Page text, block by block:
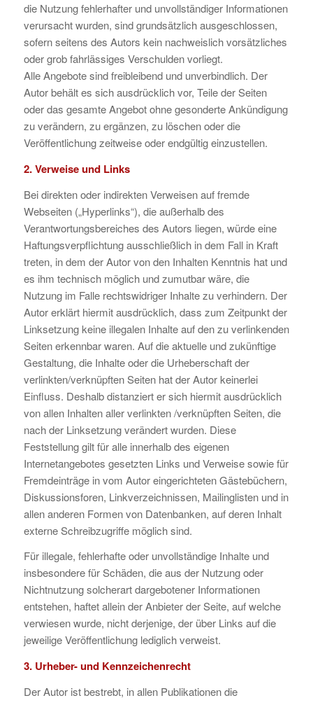
die Nutzung fehlerhafter und unvollständiger Informationen
verursacht wurden, sind grundsätzlich ausgeschlossen,
sofern seitens des Autors kein nachweislich vorsätzliches
oder grob fahrlässiges Verschulden vorliegt.
Alle Angebote sind freibleibend und unverbindlich. Der
Autor behält es sich ausdrücklich vor, Teile der Seiten
oder das gesamte Angebot ohne gesonderte Ankündigung
zu verändern, zu ergänzen, zu löschen oder die
Veröffentlichung zeitweise oder endgültig einzustellen.
2. Verweise und Links
Bei direkten oder indirekten Verweisen auf fremde
Webseiten („Hyperlinks“), die außerhalb des
Verantwortungsbereiches des Autors liegen, würde eine
Haftungsverpflichtung ausschließlich in dem Fall in Kraft
treten, in dem der Autor von den Inhalten Kenntnis hat und
es ihm technisch möglich und zumutbar wäre, die
Nutzung im Falle rechtswidriger Inhalte zu verhindern. Der
Autor erklärt hiermit ausdrücklich, dass zum Zeitpunkt der
Linksetzung keine illegalen Inhalte auf den zu verlinkenden
Seiten erkennbar waren. Auf die aktuelle und zukünftige
Gestaltung, die Inhalte oder die Urheberschaft der
verlinkten/verknüpften Seiten hat der Autor keinerlei
Einfluss. Deshalb distanziert er sich hiermit ausdrücklich
von allen Inhalten aller verlinkten /verknüpften Seiten, die
nach der Linksetzung verändert wurden. Diese
Feststellung gilt für alle innerhalb des eigenen
Internetangebotes gesetzten Links und Verweise sowie für
Fremdeinträge in vom Autor eingerichteten Gästebüchern,
Diskussionsforen, Linkverzeichnissen, Mailinglisten und in
allen anderen Formen von Datenbanken, auf deren Inhalt
externe Schreibzugriffe möglich sind.
Für illegale, fehlerhafte oder unvollständige Inhalte und
insbesondere für Schäden, die aus der Nutzung oder
Nichtnutzung solcherart dargebotener Informationen
entstehen, haftet allein der Anbieter der Seite, auf welche
verwiesen wurde, nicht derjenige, der über Links auf die
jeweilige Veröffentlichung lediglich verweist.
3. Urheber- und Kennzeichenrecht
Der Autor ist bestrebt, in allen Publikationen die